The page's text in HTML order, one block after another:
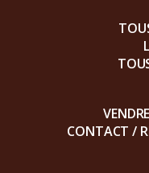
CONTACT /